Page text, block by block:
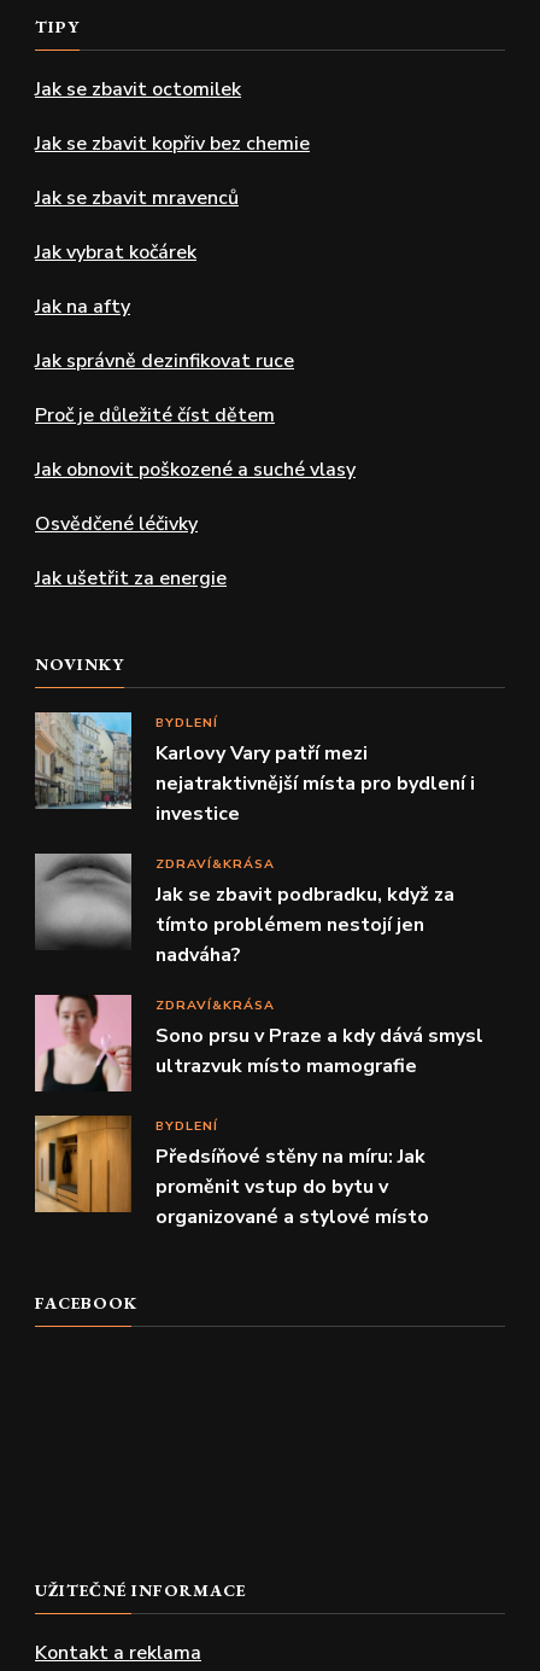
TIPY
Jak se zbavit octomilek
Jak se zbavit kopřiv bez chemie
Jak se zbavit mravenců
Jak vybrat kočárek
Jak na afty
Jak správně dezinfikovat ruce
Proč je důležité číst dětem
Jak obnovit poškozené a suché vlasy
Osvědčené léčivky
Jak ušetřit za energie
NOVINKY
BYDLENÍ
Karlovy Vary patří mezi
nejatraktivnější místa pro bydlení i
investice
ZDRAVÍ&KRÁSA
Jak se zbavit podbradku, když za
tímto problémem nestojí jen
nadváha?
ZDRAVÍ&KRÁSA
Sono prsu v Praze a kdy dává smysl
ultrazvuk místo mamografie
BYDLENÍ
Předsíňové stěny na míru: Jak
proměnit vstup do bytu v
organizované a stylové místo
FACEBOOK
UŽITEČNÉ INFORMACE
Kontakt a reklama